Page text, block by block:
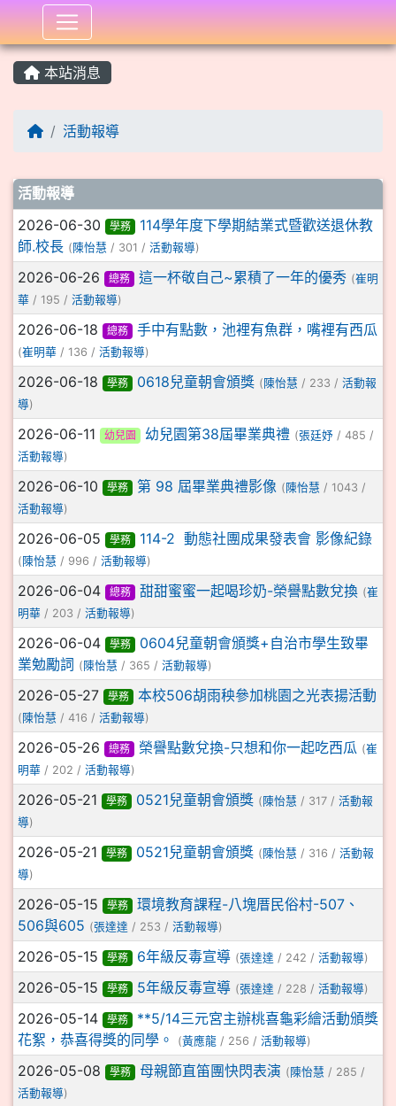
:::
本站消息
活動報導
文章列表
活動報導
2026-06-30 學務
114學年度下學期結業式暨歡送退休教
師.校長 (陳怡慧 / 301 / 活動報導)
2026-06-26 總務 這一杯敬自己~累積了一年的優秀 (崔明
華 / 195 / 活動報導)
2026-06-18 總務 手中有點數，池裡有魚群，嘴裡有西瓜
(崔明華 / 136 / 活動報導)
2026-06-18 學務 0618兒童朝會頒獎 ( 陳怡慧 / 233 / 活動報
導)
2026-06-11 幼兒園 幼兒園第38屆畢業典禮 (張廷妤 / 485 /
活動報導)
2026-06-10 學務 第 98 屆畢業典禮影像 ( 陳怡慧 / 1043 /
活動報導)
2026-06-05 學務 114-2 動態社團成果發表會 影像紀錄
(陳怡慧 / 996 / 活動報導)
2026-06-04 總務 甜甜蜜蜜一起喝珍奶-榮譽點數兌換 (崔
明華 / 203 / 活動報導)
2026-06-04 學務
0604兒童朝會頒獎+自治市學生致畢
業勉勵詞 (陳怡慧 / 365 / 活動報導)
2026-05-27 學務 本校506胡雨秧參加桃園之光表揚活動
( 陳怡慧 / 416 / 活動報導)
2026-05-26 總務 榮譽點數兌換-只想和你一起吃西瓜 (崔
明華 / 202 / 活動報導)
2026-05-21 學務 0521兒童朝會頒獎 ( 陳怡慧 / 317 / 活動報
導)
2026-05-21 學務 0521兒童朝會頒獎 (陳怡慧 / 316 / 活動報
導)
2026-05-15 學務
環境教育課程-八塊厝民俗村-507、
506與605 (張達達 / 253 / 活動報導)
2026-05-15 學務 6年級反毒宣導 (張達達 / 242 / 活動報導)
2026-05-15 學務 5年級反毒宣導 (張達達 / 228 / 活動報導)
2026-05-14 學務
**5/14三元宮主辦桃喜龜彩繪活動頒獎
花絮，恭喜得獎的同學。
(黃應龍 / 256 / 活動報導)
2026-05-08 學務 母親節直笛團快閃表演 ( 陳怡慧 / 285 /
活動報導)